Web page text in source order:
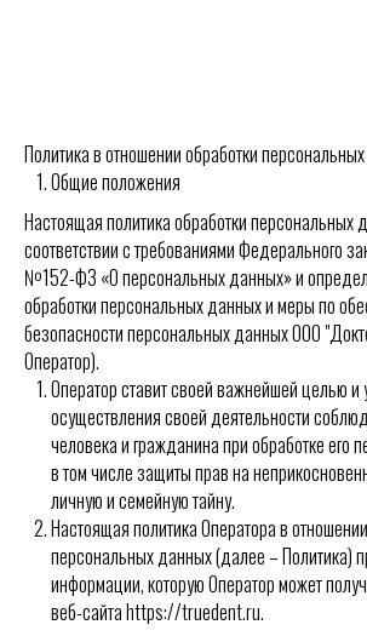
Политика в отношении обработки
Общие положения
Настоящая политика обработки персональных
соответствии с требованиями Федерального
№152-ФЗ «О персональных данных» и
обработки персональных данных и меры по
безопасности персональных данных ООО
Оператор).
Оператор ставит своей важнейшей целью и
осуществления своей деятельности
человека и гражданина при обработке его
в том числе защиты прав на
личную и семейную тайну.
Настоящая политика Оператора в
персональных данных (далее – Политика)
информации, которую Оператор может
веб-сайта https://truedent.ru.